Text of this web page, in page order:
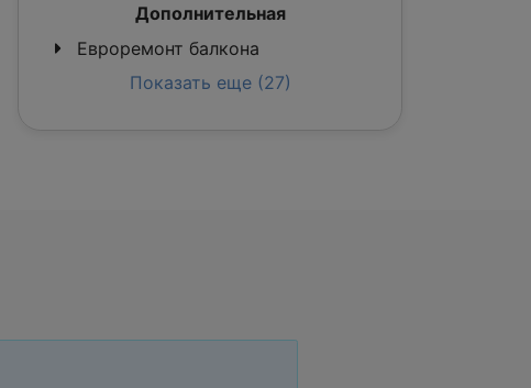
Дополнительная
Евроремонт балкона
Показать еще (27)